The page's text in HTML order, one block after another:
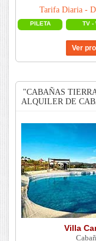
Tarifa Diaria -
PILETA TV -
"CABAÑAS
ALQUILER DE
Villa